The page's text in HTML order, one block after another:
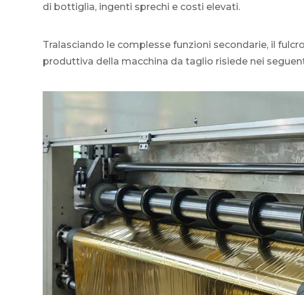
di bottiglia, ingenti sprechi e costi elevati.
Tralasciando le complesse funzioni secondarie, il
produttiva della macchina da taglio risiede nei